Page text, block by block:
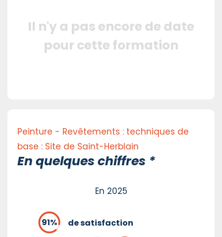
Il n'y a pas encore de date
pour cette formation
Peinture - Revêtements : techniques de
base : Site de Saint-Herblain
En quelques chiffres *
En 2025
de satisfaction